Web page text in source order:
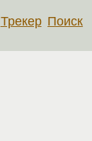
Трекер Поиск